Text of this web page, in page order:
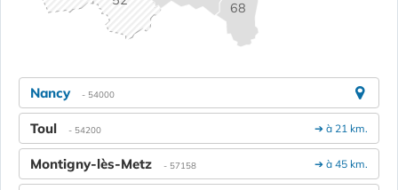
68
Nancy - 54000
➔ à 21 km.
Toul - 54200
➔ à 45 km.
Montigny-lès-Metz - 57158